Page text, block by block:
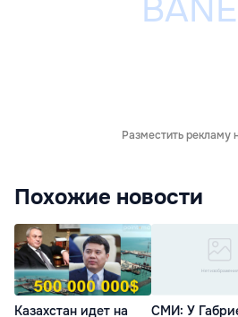
Разместить рекламу
Похожие новости
Казахстан идет на
СМИ: У